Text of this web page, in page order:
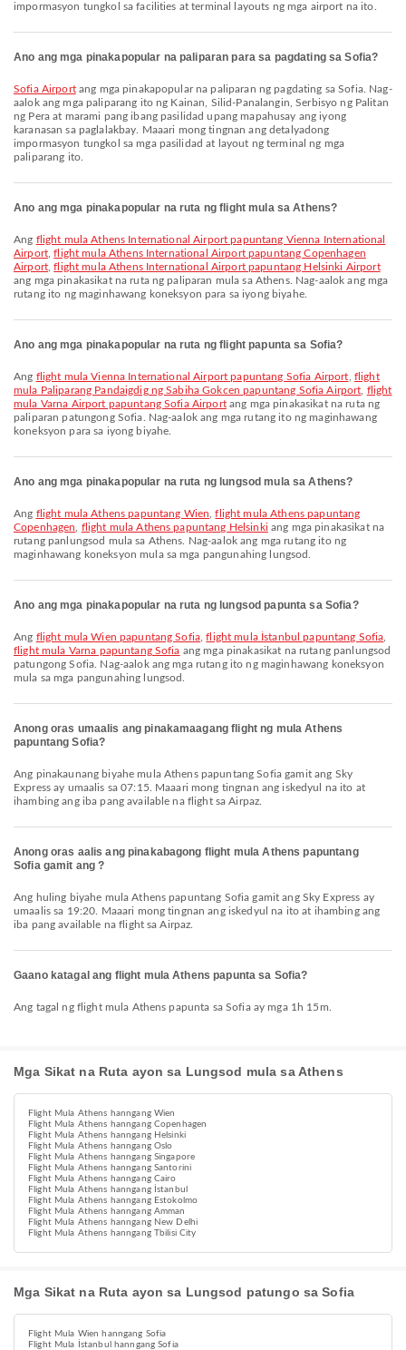
impormasyon tungkol sa facilities at terminal layouts ng mga airport na ito.
Ano ang mga pinakapopular na paliparan para sa pagdating sa Sofia?
Sofia Airportang mga pinakapopular na paliparan ng pagdating sa Sofia. Nag-
aalok ang mga paliparang ito ng Kainan, Silid-Panalangin, Serbisyo ng Palitan
ng Pera at marami pang ibang pasilidad upang mapahusay ang iyong
karanasan sa paglalakbay. Maaari mong tingnan ang detalyadong
impormasyon tungkol sa mga pasilidad at layout ng terminal ng mga
paliparang ito.
Ano ang mga pinakapopular na ruta ng flight mula sa Athens?
Ang flight mula Athens International Airport papuntang Vienna International
Airport,flight mula Athens International Airport papuntang Copenhagen
Airport,flight mula Athens International Airport papuntang Helsinki Airport
ang mga pinakasikat na ruta ng paliparan mula sa Athens. Nag-aalok ang mga
rutang ito ng maginhawang koneksyon para sa iyong biyahe.
Ano ang mga pinakapopular na ruta ng flight papunta sa Sofia?
Ang flight mula Vienna International Airport papuntang Sofia Airport flight
mula Paliparang Pandaigdig ng Sabiha Gokcen papuntang Sofia Airport flight
mula Varna Airport papuntang Sofia Airportang mga pinakasikat na ruta ng
paliparan patungong Sofia. Nag-aalok ang mga rutang ito ng maginhawang
koneksyon para sa iyong biyahe.
Ano ang mga pinakapopular na ruta ng lungsod mula sa Athens?
Ang flight mula Athens papuntang Wien ,flight mula Athens papuntang
Copenhagen
flight mula Athens papuntang Helsinki ang mga pinakasikat na
rutang panlungsod mula sa Athens. Nag-aalok ang mga rutang ito ng
maginhawang koneksyon mula sa mga pangunahing lungsod.
Ano ang mga pinakapopular na ruta ng lungsod papunta sa Sofia?
Ang flight mula Wien papuntang Sofia ,flight mula İstanbul papuntang Sofia
flight mula Varna papuntang Sofia ang mga pinakasikat na rutang panlungsod
patungong Sofia. Nag-aalok ang mga rutang ito ng maginhawang koneksyon
mula sa mga pangunahing lungsod.
Anong oras umaalis ang pinakamaagang flight ng mula Athens
papuntang Sofia?
Ang pinakaunang biyahe mula Athens papuntang Sofia gamit ang Sky
Express ay umaalis sa 07:15. Maaari mong tingnan ang iskedyul na ito at
ihambing ang iba pang available na flight sa Airpaz.
Anong oras aalis ang pinakabagong flight mula Athens papuntang
Sofia gamit ang ?
Ang huling biyahe mula Athens papuntang Sofia gamit ang Sky Express ay
umaalis sa 19:20. Maaari mong tingnan ang iskedyul na ito at ihambing ang
iba pang available na flight sa Airpaz.
Gaano katagal ang flight mula Athens papunta sa Sofia?
Ang tagal ng flight mula Athens papunta sa Sofia ay mga 1h 15m.
Mga Sikat na Ruta ayon sa Lungsod mula sa Athens
Flight Mula Athens hanngang Wien
Flight Mula Athens hanngang Copenhagen
Flight Mula Athens hanngang Helsinki
Flight Mula Athens hanngang Oslo
Flight Mula Athens hanngang Singapore
Flight Mula Athens hanngang Santorini
Flight Mula Athens hanngang Cairo
Flight Mula Athens hanngang İstanbul
Flight Mula Athens hanngang Estokolmo
Flight Mula Athens hanngang Amman
Flight Mula Athens hanngang New Delhi
Flight Mula Athens hanngang Tbilisi City
Mga Sikat na Ruta ayon sa Lungsod patungo sa Sofia
Flight Mula Wien hanngang Sofia
Flight Mula İstanbul hanngang Sofia